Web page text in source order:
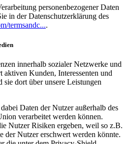
personenbezogener Daten
in der Datenschutzerklärung des
termsandc....
innerhalb sozialer Netzwerke und
aktiven Kunden, Interessenten und
dort über unsere Leistungen
Daten der Nutzer außerhalb des
verarbeitet werden können.
Nutzer Risiken ergeben, weil so z.B.
der Nutzer erschwert werden könnte.